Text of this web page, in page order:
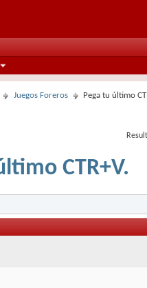
Juegos Foreros Pega tu último
CTR+V.